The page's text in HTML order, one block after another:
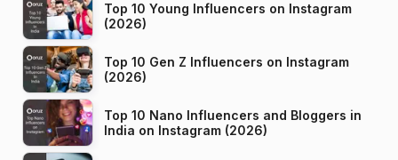
Top 10 Young Influencers on Instagram
(2026)
Top 10 Gen Z Influencers on Instagram
(2026)
Top 10 Nano Influencers and Bloggers in
India on Instagram (2026)